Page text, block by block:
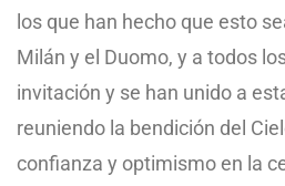
los que han hecho que esto
Milán y el Duomo, y a todos
invitación y se han unido a
reuniendo la bendición del
confianza y optimismo en la